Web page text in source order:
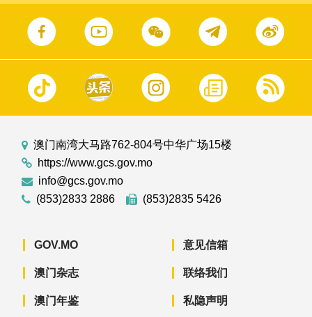
澳门南湾大马路762-804号中华广场15楼
https://www.gcs.gov.mo
info@gcs.gov.mo
(853)2833 2886
(853)2835 5426
GOV.MO
澳门杂志
澳门年鉴
意见信箱
联络我们
私隐声明